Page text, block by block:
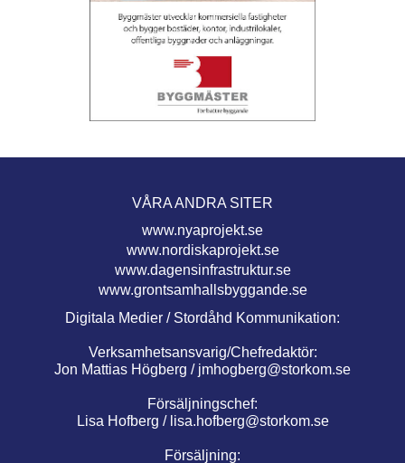
VÅRA ANDRA SITER
www.nyaprojekt.se
www.nordiskaprojekt.se
www.dagensinfrastruktur.se
www.grontsamhallsbyggande.se
Digitala Medier / Stordåhd Kommunikation:
Verksamhetsansvarig/Chefredaktör:
Jon Mattias Högberg / jmhogberg@storkom.se
Försäljningschef:
Lisa Hofberg / lisa.hofberg@storkom.se
Försäljning: